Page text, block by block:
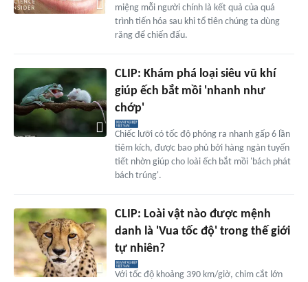
miệng mỗi người chính là kết quả của quá
trình tiến hóa sau khi tổ tiên chúng ta dùng
răng để chiến đấu.
CLIP: Khám phá loại siêu vũ khí
giúp ếch bắt mồi 'nhanh như
chớp'
Chiếc lưỡi có tốc độ phóng ra nhanh gấp 6 lần
tiêm kích, được bao phủ bởi hàng ngàn tuyến
tiết nhờn giúp cho loài ếch bắt mồi 'bách phát
bách trúng'.
CLIP: Loài vật nào được mệnh
danh là 'Vua tốc độ' trong thế giới
tự nhiên?
Với tốc độ khoảng 390 km/giờ, chim cắt lớn